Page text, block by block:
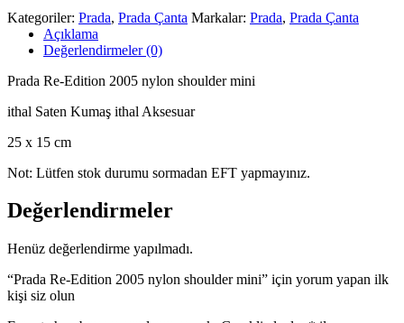
Kategoriler: Prada, Prada Çanta Markalar: Prada, Prada Çanta
Açıklama
Değerlendirmeler (0)
Prada Re-Edition 2005 nylon shoulder mini
ithal Saten Kumaş ithal Aksesuar
25 x 15 cm
Not: Lütfen stok durumu sormadan EFT yapmayınız.
Değerlendirmeler
Henüz değerlendirme yapılmadı.
“Prada Re-Edition 2005 nylon shoulder mini” için yorum yapan ilk
kişi siz olun